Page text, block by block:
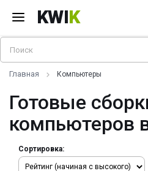
KWIK
Главная Компьютеры
Готовые
компьютеров
Сортировка: